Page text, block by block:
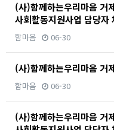
(사)함께하는우리마음 거
사회활동지원사업 담당
함마음 06-30
(사)함께하는우리마음 거
함마음 06-30
(사)함께하는우리마음 거